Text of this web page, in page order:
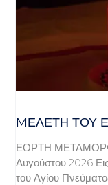
MΕΛΈΤΗ ΤΟΥ
ΕΟΡΤΗ
Αυγούστου 2026
του Αγίου